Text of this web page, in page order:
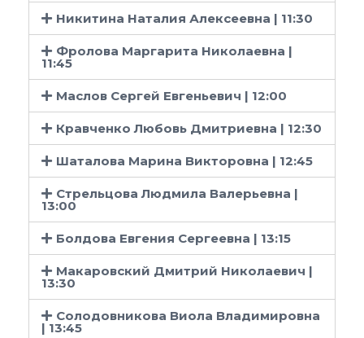
Никитина Наталия Алексеевна | 11:30
Фролова Маргарита Николаевна |
11:45
Маслов Сергей Евгеньевич | 12:00
Кравченко Любовь Дмитриевна | 12:30
Шаталова Марина Викторовна | 12:45
Стрельцова Людмила Валерьевна |
13:00
Болдова Евгения Сергеевна | 13:15
Макаровский Дмитрий Николаевич |
13:30
Солодовникова Виола Владимировна
| 13:45